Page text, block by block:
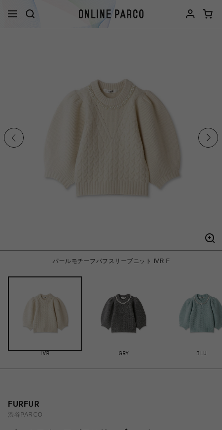
パールモチーフパフスリーブニット IVR F
IVR GRY BLU
FURFUR
渋谷PARCO